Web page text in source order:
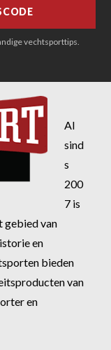
vechtsporttips.
Al
sind
s
200
7 is
gebied van
en
bieden
van
en